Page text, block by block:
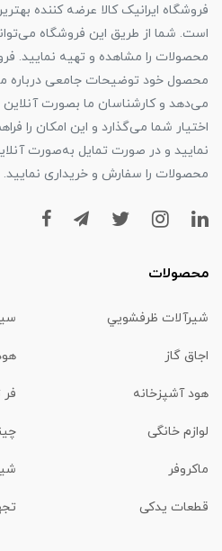
فروشگاه ایرانیک کالا عرضه کننده
است. شما از طریق این فروشگاه
محصولات را مشاهده و تهیه نمایید.
محصول خود توضیحات جامعی درباره
می‌دهد و کارشناسان ما بصورت آنلاین
اختیار شما می‌گذارد و این امکان را
نمایید و در صورت تمایل به‌صورت
محصولات را سفارش و خریداری نمایید.
محصولات
شیرآلات ظرفشويي
اجاق گاز
هود آشپزخانه فر
لوازم خانگی
ماكروفر
قطعات یدکی